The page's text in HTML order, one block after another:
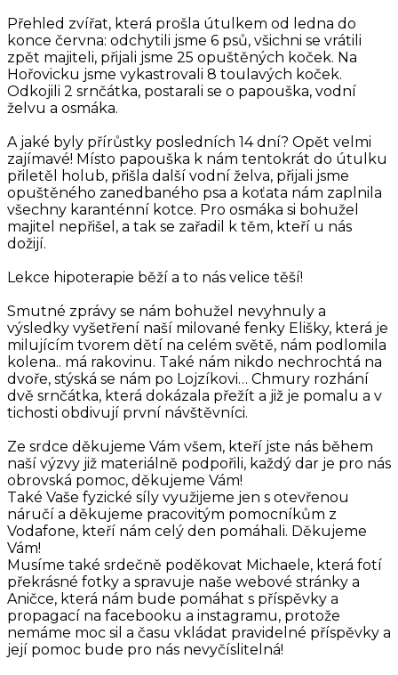
Přehled zvířat, která prošla útulkem od ledna do
konce června: odchytili jsme 6 psů, všichni se vrátili
zpět majiteli, přijali jsme 25 opuštěných koček. Na
Hořovicku jsme vykastrovali 8 toulavých koček.
Odkojili 2 srnčátka, postarali se o papouška, vodní
želvu a osmáka.
A jaké byly přírůstky posledních 14 dní? Opět velmi
zajímavé! Místo papouška k nám tentokrát do útulku
přiletěl holub, přišla další vodní želva, přijali jsme
opuštěného zanedbaného psa a koťata nám zaplnila
všechny karanténní kotce. Pro osmáka si bohužel
majitel nepřišel, a tak se zařadil k těm, kteří u nás
dožijí.
Lekce hipoterapie běží a to nás velice těší!
Smutné zprávy se nám bohužel nevyhnuly a
výsledky vyšetření naší milované fenky Elišky, která je
milujícím tvorem dětí na celém světě, nám podlomila
kolena.. má rakovinu. Také nám nikdo nechrochtá na
dvoře, stýská se nám po Lojzíkovi… Chmury rozhání
dvě srnčátka, která dokázala přežít a již je pomalu a v
tichosti obdivují první návštěvníci.
Ze srdce děkujeme Vám všem, kteří jste nás během
naší výzvy již materiálně podpořili, každý dar je pro nás
obrovská pomoc, děkujeme Vám!
Také Vaše fyzické síly využijeme jen s otevřenou
náručí a děkujeme pracovitým pomocníkům z
Vodafone, kteří nám celý den pomáhali. Děkujeme
Vám!
Musíme také srdečně poděkovat Michaele, která fotí
překrásné fotky a spravuje naše webové stránky a
Aničce, která nám bude pomáhat s příspěvky a
propagací na facebooku a instagramu, protože
nemáme moc sil a času vkládat pravidelné příspěvky a
její pomoc bude pro nás nevyčíslitelná!